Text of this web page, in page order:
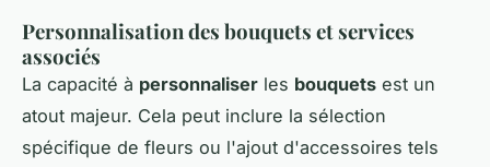
Personnalisation des bouquets et services
associés
La capacité à personnaliser les bouquets est un
atout majeur. Cela peut inclure la sélection
spécifique de fleurs ou l'ajout d'accessoires tels